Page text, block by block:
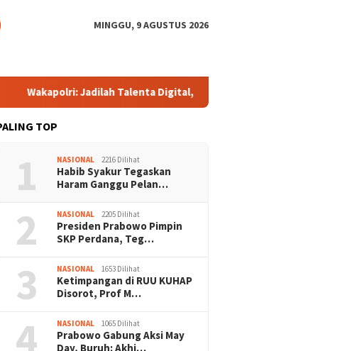
MINGGU, 9 AGUSTUS 2026
Jadilah Talenta Digital, Bukan Sekadar Penonton di Era E-Sports
TOP
1 NASIONAL 2216 Dilihat
Habib Syakur Tegaskan
Haram Ganggu Pelan…
2 NASIONAL 2205 Dilihat
Presiden Prabowo Pimpin
SKP Perdana, Teg…
3 NASIONAL 1653 Dilihat
Ketimpangan di RUU KUHAP
Disorot, Prof M…
4 NASIONAL 1065 Dilihat
Prabowo Gabung Aksi May
Day, Buruh: Akhi…